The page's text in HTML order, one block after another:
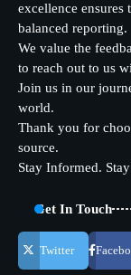
excellence ensures
balanced reporting.
We value the
to reach out to us
Join us in our
world.
Thank you for
source.
Stay Informed.
Get In Touch
Twitter